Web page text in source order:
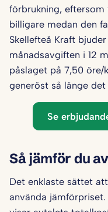
förbrukning,
billigare medan den
Skellefteå Kraft
månadsavgiften i 12
påslaget på 7,50
generöst så länge det
Se
Så jämför du
Det enklaste sättet
använda